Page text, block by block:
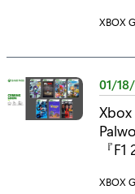
カ
ゴ
:
XBOX
01/
『
カ
XBOX